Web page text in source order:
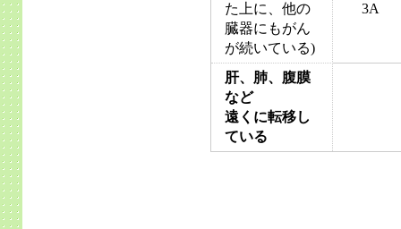
た上に、他の
臓器にもがん
が続いている)
3A
肝、肺、腹膜
など
遠くに転移し
ている